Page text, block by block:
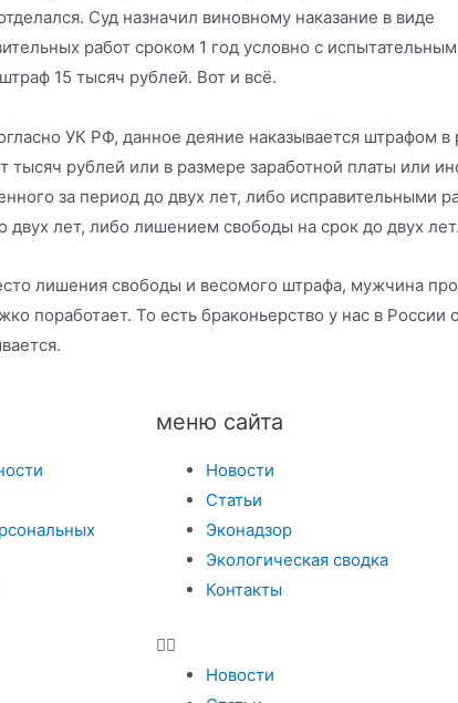
Суд назначил виновному наказание в виде
работ сроком 1 год условно с
15 тысяч рублей. Вот и всё.
УК РФ, данное деяние наказывается штрафом в
тысяч рублей или в размере заработной платы или
за период до двух лет, либо исправительными
двух лет, либо лишением свободы на срок до двух лет.
лишения свободы и весомого штрафа, мужчина
поработает. То есть браконьерство у нас в России
меню сайта
Новости
Статьи
Эконадзор
Экологическая сводка
Контакты
Новости